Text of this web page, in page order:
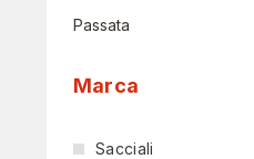
Passata
Marca
Sacciali